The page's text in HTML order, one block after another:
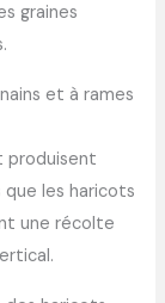
graines
et à rames
produisent
les haricots
une récolte